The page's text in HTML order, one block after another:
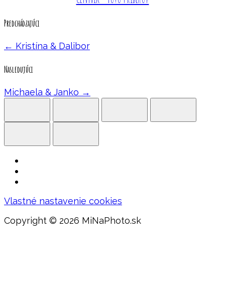
Predchádzajúci
← Kristína & Dalibor
Nasledujúci
Michaela & Janko →
Vlastné nastavenie cookies
Copyright © 2026 MiNaPhoto.sk